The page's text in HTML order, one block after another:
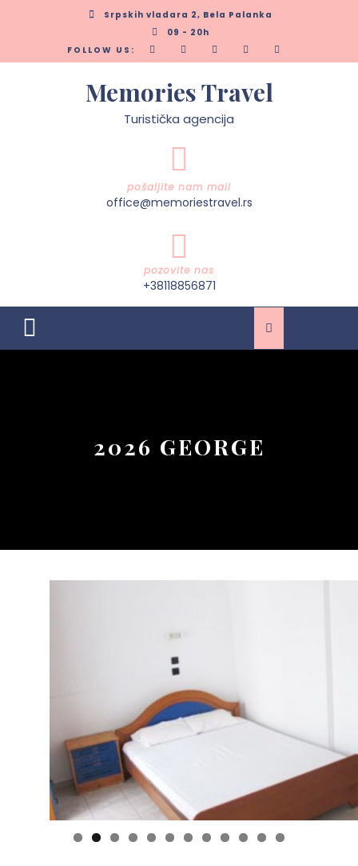
Srpskih vladara 2, Bela Palanka
09 - 20h
FOLLOW US:
Memories Travel
Turistička agencija
pošaljite nam mail
office@memoriestravel.rs
pozovite nas
+38118856871
Open
2026 GEORGE
0 1 2